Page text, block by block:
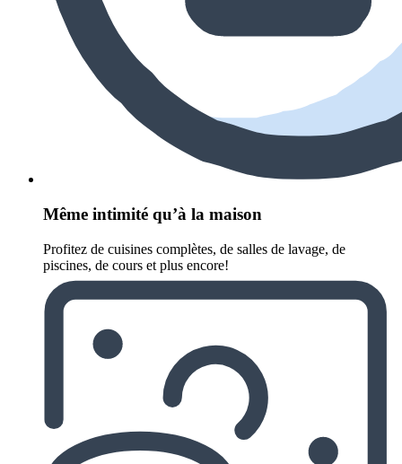
Même intimité qu’à la maison
Profitez de cuisines complètes, de salles de lavage, de
piscines, de cours et plus encore!